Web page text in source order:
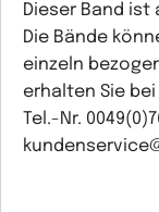
Dieser Band ist
Die Bände
einzeln
erhalten Sie
Tel.-Nr.